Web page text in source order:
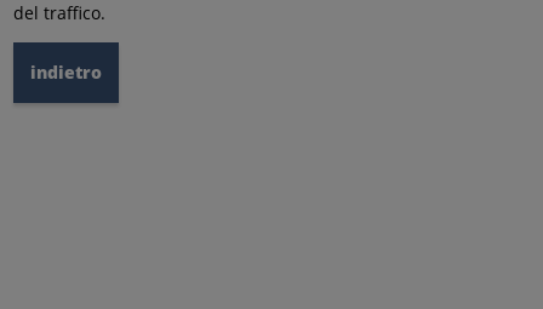
del traffico.
indietro